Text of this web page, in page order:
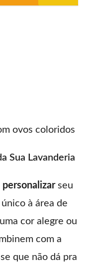
ovos coloridos
Sua Lavanderia
personalizarseu
à área de
cor alegre ou
com a
que não dá pra